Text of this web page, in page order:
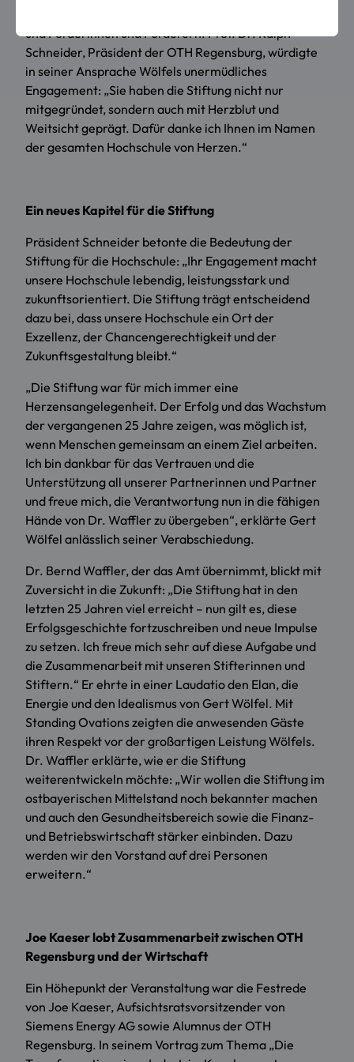
und Förderinnen und Förderern. Prof. Dr. Ralph
Schneider, Präsident der OTH Regensburg, würdigte
in seiner Ansprache Wölfels unermüdliches
Engagement: „Sie haben die Stiftung nicht nur
mitgegründet, sondern auch mit Herzblut und
Weitsicht geprägt. Dafür danke ich Ihnen im Namen
der gesamten Hochschule von Herzen.“
Ein neues Kapitel für die Stiftung
Präsident Schneider betonte die Bedeutung der
Stiftung für die Hochschule: „Ihr Engagement macht
unsere Hochschule lebendig, leistungsstark und
zukunftsorientiert. Die Stiftung trägt entscheidend
dazu bei, dass unsere Hochschule ein Ort der
Exzellenz, der Chancengerechtigkeit und der
Zukunftsgestaltung bleibt.“
„Die Stiftung war für mich immer eine
Herzensangelegenheit. Der Erfolg und das Wachstum
der vergangenen 25 Jahre zeigen, was möglich ist,
wenn Menschen gemeinsam an einem Ziel arbeiten.
Ich bin dankbar für das Vertrauen und die
Unterstützung all unserer Partnerinnen und Partner
und freue mich, die Verantwortung nun in die fähigen
Hände von Dr. Waffler zu übergeben“, erklärte Gert
Wölfel anlässlich seiner Verabschiedung.
Dr. Bernd Waffler, der das Amt übernimmt, blickt mit
Zuversicht in die Zukunft: „Die Stiftung hat in den
letzten 25 Jahren viel erreicht – nun gilt es, diese
Erfolgsgeschichte fortzuschreiben und neue Impulse
zu setzen. Ich freue mich sehr auf diese Aufgabe und
die Zusammenarbeit mit unseren Stifterinnen und
Stiftern.“ Er ehrte in einer Laudatio den Elan, die
Energie und den Idealismus von Gert Wölfel. Mit
Standing Ovations zeigten die anwesenden Gäste
ihren Respekt vor der großartigen Leistung Wölfels.
Dr. Waffler erklärte, wie er die Stiftung
weiterentwickeln möchte: „Wir wollen die Stiftung im
ostbayerischen Mittelstand noch bekannter machen
und auch den Gesundheitsbereich sowie die Finanz-
und Betriebswirtschaft stärker einbinden. Dazu
werden wir den Vorstand auf drei Personen
erweitern.“
Joe Kaeser lobt Zusammenarbeit zwischen OTH
Regensburg und der Wirtschaft
Ein Höhepunkt der Veranstaltung war die Festrede
von Joe Kaeser, Aufsichtsratsvorsitzender von
Siemens Energy AG sowie Alumnus der OTH
Regensburg. In seinem Vortrag zum Thema „Die